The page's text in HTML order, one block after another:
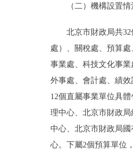
（二）機構設置情
北京市財政局共32個
處）、關稅處、預算
事業處、科技文化事
外事處、會計處、績
12個直屬事業單位具
理中心、北京市財政
中心、北京市財政局
心。下屬2個預算單位